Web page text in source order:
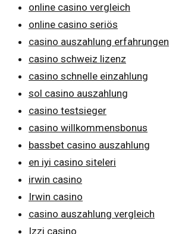
online casino vergleich
online casino seriös
casino auszahlung erfahrungen
casino schweiz lizenz
casino schnelle einzahlung
sol casino auszahlung
casino testsieger
casino willkommensbonus
bassbet casino auszahlung
en iyi casino siteleri
irwin casino
Irwin casino
casino auszahlung vergleich
Izzi casino